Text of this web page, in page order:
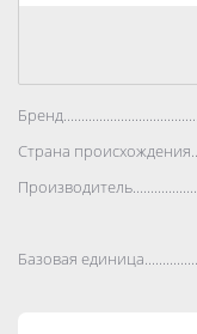
Страна
Базовая